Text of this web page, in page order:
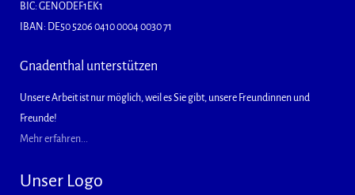
BIC: GENODEF1EK1
IBAN: DE50 5206 0410 0004 0030 71
Gnadenthal unterstützen
Unsere Arbeit ist nur möglich, weil es Sie gibt, unsere Freundinnen und
Freunde!
Mehr erfahren...
Unser Logo